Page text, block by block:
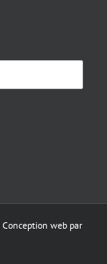
Conception web par